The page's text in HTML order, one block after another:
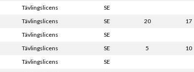
Tävlingslicens SE
Tävlingslicens SE 20 17
Tävlingslicens SE
Tävlingslicens SE 5 10
Tävlingslicens SE